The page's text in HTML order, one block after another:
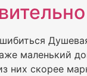
маленький
них скорее